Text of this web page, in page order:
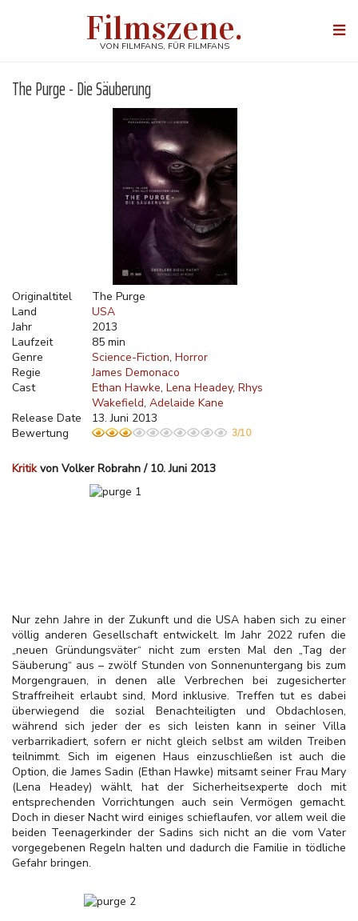
Filmszene.
VON FILMFANS, FÜR FILMFANS
The Purge - Die Säuberung
Originaltitel
The Purge
Land
USA
Jahr
2013
Laufzeit
85 min
Genre
Science-Fiction Horror
Regie
James Demonaco
Cast
Ethan Hawke Lena Headey Rhys
Wakefield Adelaide Kane
Release Date
13. Juni 2013
Bewertung
3/10
Kritikvon Volker Robrahn / 10. Juni 2013
Nur zehn Jahre in der Zukunft und die USA haben sich zu einer
völlig anderen Gesellschaft entwickelt. Im Jahr 2022 rufen die
„neuen Gründungsväter“ nicht zum ersten Mal den „Tag der
Säuberung“ aus – zwölf Stunden von Sonnenuntergang bis zum
Morgengrauen, in denen alle Verbrechen bei zugesicherter
Straffreiheit erlaubt sind, Mord inklusive. Treffen tut es dabei
überwiegend die sozial Benachteiligten und Obdachlosen,
während sich jeder der es sich leisten kann in seiner Villa
verbarrikadiert, sofern er nicht gleich selbst am wilden Treiben
teilnimmt. Sich im eigenen Haus einzuschließen ist auch die
Option, die James Sadin (Ethan Hawke) mitsamt seiner Frau Mary
(Lena Headey) wählt, hat der Sicherheitsexperte doch mit
entsprechenden Vorrichtungen auch sein Vermögen gemacht.
Doch in dieser Nacht wird einiges schieflaufen, vor allem weil die
beiden Teenagerkinder der Sadins sich nicht an die vom Vater
vorgegebenen Regeln halten und dadurch die Familie in tödliche
Gefahr bringen.